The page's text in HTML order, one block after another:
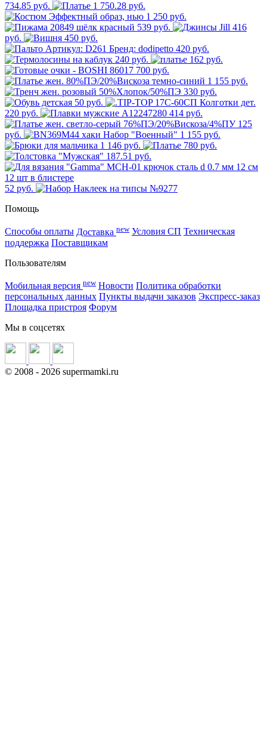
734.85 руб.
1 750.28 руб.
1 250 руб.
539 руб.
416
руб.
450 руб.
420 руб.
240 руб.
162 руб.
700 руб.
1 155 руб.
330 руб.
50 руб.
220 руб.
414 руб.
125
руб.
1 155 руб.
1 146 руб.
780 руб.
187.51 руб.
52 руб.
Помощь
Способы оплаты Доставка new Условия СП Техническая
поддержка Поставщикам
Пользователям
Мобильная версия new Новости Политика обработки
персональных данных Пункты выдачи заказов Экспресс-заказ
Площадка пристроя Форум
Мы в соцсетях
© 2008 - 2026 supermamki.ru